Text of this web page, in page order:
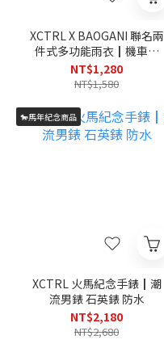
XCTRL X BAOGANI 聯名兩
件式多功能雨衣┃機車族
防風防水 潮流
NT$1,280
NT$1,580
🐎馬年紀念商品
XCTRL 火馬紀念手錶┃潮
流男錶 石英錶 防水
NT$2,180
NT$2,680